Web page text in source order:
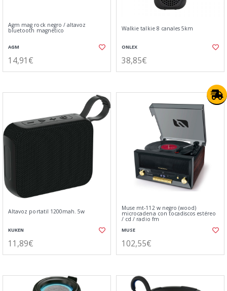
Agm mag rock negro / altavoz
bluetooth magnético
AGM
14,91€
Walkie talkie 8 canales 5km
ONLEX
38,85€
Altavoz portatil 1200mah. 5w
KUKEN
11,89€
Muse mt-112 w negro (wood)
microcadena con tocadiscos estéreo
/ cd / radio fm
MUSE
102,55€